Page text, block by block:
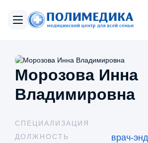
Морозова Инна
Владимировна
СПЕЦИАЛИЗАЦИЯ
ДОЛЖНОСТЬ
врач-